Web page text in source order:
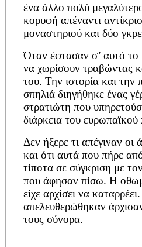
ένα άλλο πολύ
κορυφή απέναντι
μοναστηριού και δύο
Όταν έφτασαν σ’ αυτό
να χωρίσουν τραβώντας
του. Την ιστορία και την
σπηλιά διηγήθηκε ένας
στρατιώτη που
διάρκεια του
Δεν ήξερε τι απέγιναν οι
και ότι αυτά που πήρε
τίποτα σε σύγκριση με
που άφησαν πίσω. Η
είχε αρχίσει να
απελευθερώθηκαν
τους σύνορα.